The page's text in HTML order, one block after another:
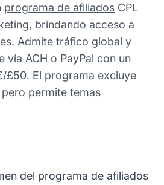
programa de afiliados CPL
brindando acceso a
Admite tráfico global y
vía ACH o PayPal con un
£50. El programa excluye
permite temas
del programa de afiliados